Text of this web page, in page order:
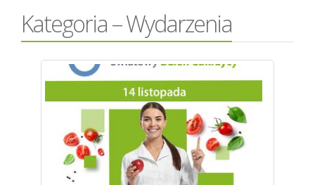
Kategoria – Wydarzenia